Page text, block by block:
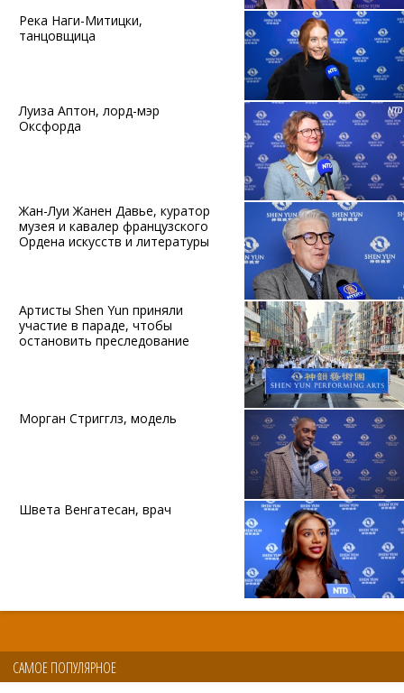
Река Наги-Митицки,
танцовщица
Луиза Аптон, лорд-мэр
Оксфорда
Жан-Луи Жанен Давье, куратор
музея и кавалер французского
Ордена искусств и литературы
Артисты Shen Yun приняли
участие в параде, чтобы
остановить преследование
Морган Стригглз, модель
Швета Венгатесан, врач
САМОЕ ПОПУЛЯРНОЕ